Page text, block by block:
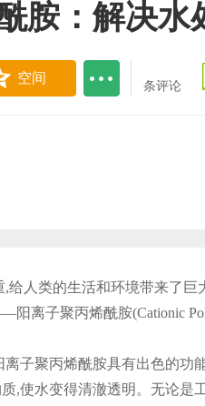
胺：解决
空间
条评论
给人类的生活和环境带来了
离子聚丙烯酰胺(Cationic
子聚丙烯酰胺具有出色的功
,使水变得清澈透明。无论是